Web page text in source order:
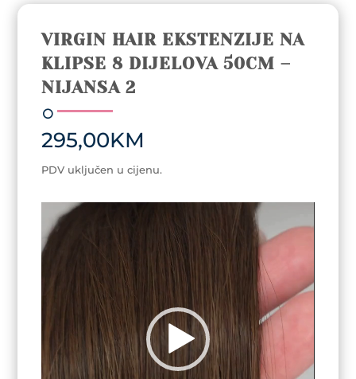
VIRGIN HAIR EKSTENZIJE NA
KLIPSE 8 DIJELOVA 50CM –
NIJANSA 2
295,00KM
PDV uključen u cijenu.
Video
Player